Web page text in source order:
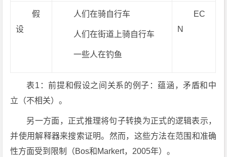
假
设
人们在骑自行车
人们在街道上骑自行车
一些人在钓鱼
EC
N
表1：前提和假设之间关系的例子：蕴涵，矛盾和中
立（不相关）。
另一方面，正式推理将句子转换为正式的逻辑表示，
并使用解释器来搜索证明。然而，这些方法在范围和准确
性方面受到限制（Bos和Markert，2005年）。